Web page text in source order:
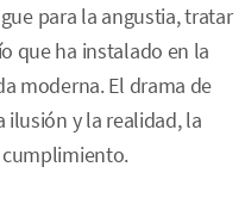
para la angustia, tratar
que ha instalado en la
moderna. El drama de
ilusión y la realidad, la
cumplimiento.